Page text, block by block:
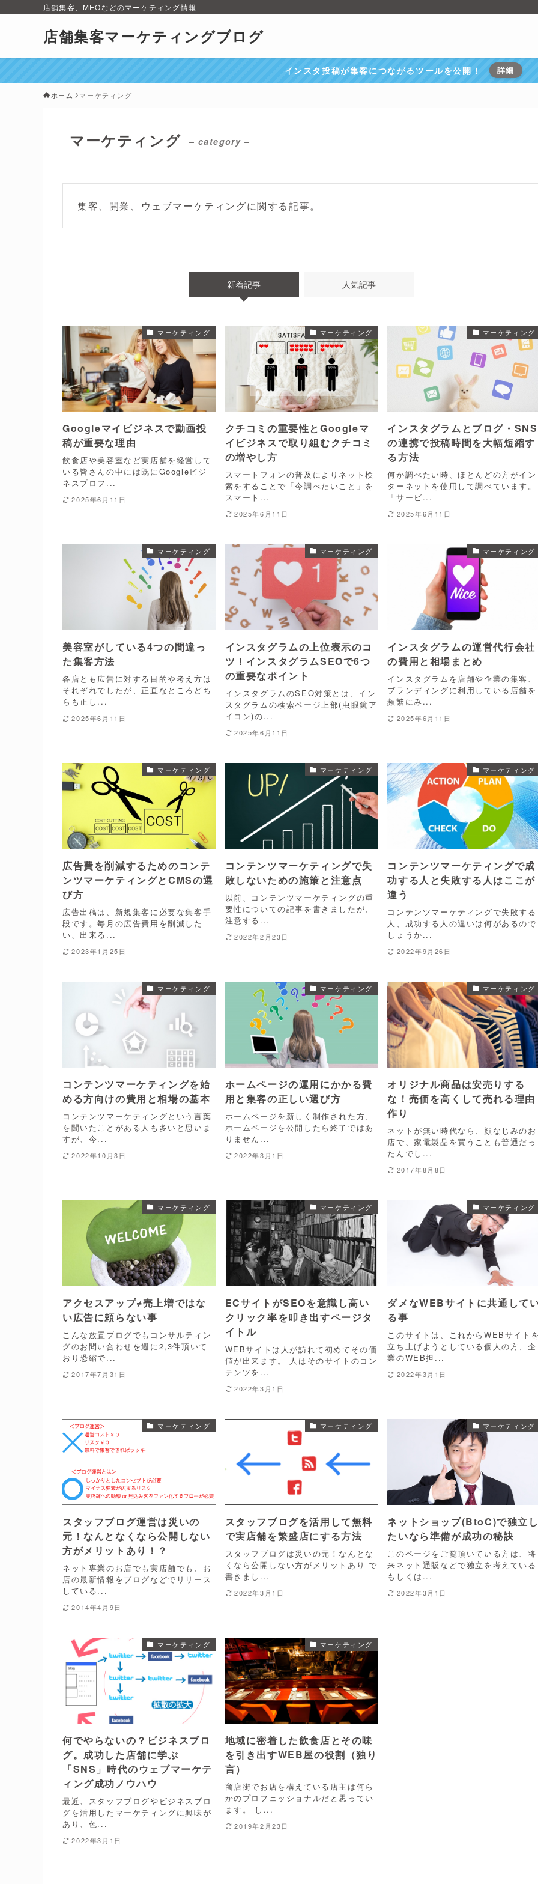
店舗集客、MEOなどのマーケティング情報
店舗集客マーケティングブログ
インスタ投稿が集客につながるツールを公開！ 詳細
ホーム マーケティング
マーケティング – category –
集客、開業、ウェブマーケティングに関する記事。
新着記事 人気記事
マーケティング
Googleマイビジネスで動画投
稿が重要な理由
飲食店や美容室など実店舗を経営して
いる皆さんの中には既にGoogleビジ
ネスプロフ...
2025年6月11日
マーケティング
クチコミの重要性とGoogleマ
イビジネスで取り組むクチコミ
の増やし方
スマートフォンの普及によりネット検
索をすることで「今調べたいこと」を
スマート...
2025年6月11日
マーケティング
インスタグラムとブログ・SNS
の連携で投稿時間を大幅短縮す
る方法
何か調べたい時、ほとんどの方がイン
ターネットを使用して調べています。
「サービ...
2025年6月11日
マーケティング
美容室がしている4つの間違っ
た集客方法
各店とも広告に対する目的や考え方は
それぞれでしたが、正直なところどち
らも正し...
2025年6月11日
マーケティング
インスタグラムの上位表示のコ
ツ！インスタグラムSEOで6つ
の重要なポイント
インスタグラムのSEO対策とは、イン
スタグラムの検索ページ上部(虫眼鏡ア
イコン)の...
2025年6月11日
マーケティング
インスタグラムの運営代行会社
の費用と相場まとめ
インスタグラムを店舗や企業の集客、
ブランディングに利用している店舗を
頻繁にみ...
2025年6月11日
マーケティング
広告費を削減するためのコンテ
ンツマーケティングとCMSの選
び方
広告出稿は、新規集客に必要な集客手
段です。毎月の広告費用を削減した
い、出来る...
2023年1月25日
マーケティング
コンテンツマーケティングで失
敗しないための施策と注意点
以前、コンテンツマーケティングの重
要性についての記事を書きましたが、
注意する...
2022年2月23日
マーケティング
コンテンツマーケティングで成
功する人と失敗する人はここが
違う
コンテンツマーケティングで失敗する
人、成功する人の違いは何があるので
しょうか...
2022年9月26日
マーケティング
コンテンツマーケティングを始
める方向けの費用と相場の基本
コンテンツマーケティングという言葉
を聞いたことがある人も多いと思いま
すが、今...
2022年10月3日
マーケティング
ホームページの運用にかかる費
用と集客の正しい選び方
ホームページを新しく制作された方、
ホームページを公開したら終了ではあ
りません...
2022年3月1日
マーケティング
オリジナル商品は安売りする
な！売価を高くして売れる理由
作り
ネットが無い時代なら、顔なじみのお
店で、家電製品を買うことも普通だっ
たんでし...
2017年8月8日
マーケティング
アクセスアップ≠売上増ではな
い広告に頼らない事
こんな放置ブログでもコンサルティン
グのお問い合わせを週に2,3件頂いて
おり恐縮で...
2017年7月31日
マーケティング
ECサイトがSEOを意識し高い
クリック率を叩き出すページタ
イトル
WEBサイトは人が訪れて初めてその価
値が出来ます。 人はそのサイトのコン
テンツを...
2022年3月1日
マーケティング
ダメなWEBサイトに共通して
る事
このサイトは、これからWEBサイト
立ち上げようとしている個人の方、企
業のWEB担...
2022年3月1日
マーケティング
スタッフブログ運営は災いの
元！なんとなくなら公開しない
方がメリットあり！？
ネット専業のお店でも実店舗でも、お
店の最新情報をブログなどでリリース
している...
2014年4月9日
マーケティング
スタッフブログを活用して無料
で実店舗を繁盛店にする方法
スタッフブログは災いの元！なんとな
くなら公開しない方がメリットあり で
書きまし...
2022年3月1日
マーケティング
ネットショップ(BtoC)で独立
たいなら準備が成功の秘訣
このページをご覧頂いている方は、将
来ネット通販などで独立を考えている
もしくは...
2022年3月1日
マーケティング
何でやらないの？ビジネスブロ
グ。成功した店舗に学ぶ
「SNS」時代のウェブマーケテ
ィング成功ノウハウ
最近、スタッフブログやビジネスブロ
グを活用したマーケティングに興味が
あり、色...
2022年3月1日
マーケティング
地域に密着した飲食店とその味
を引き出すWEB屋の役割（独り
言）
商店街でお店を構えている店主は何ら
かのプロフェッショナルだと思ってい
ます。 し...
2019年2月23日